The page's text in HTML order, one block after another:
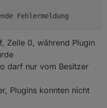
Zeile 0, während Plugin
darf nur vom Besitzer
Plugins konnten nicht